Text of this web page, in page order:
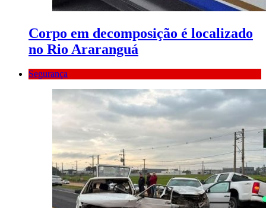
Corpo em decomposição é localizado
no Rio Araranguá
Segurança